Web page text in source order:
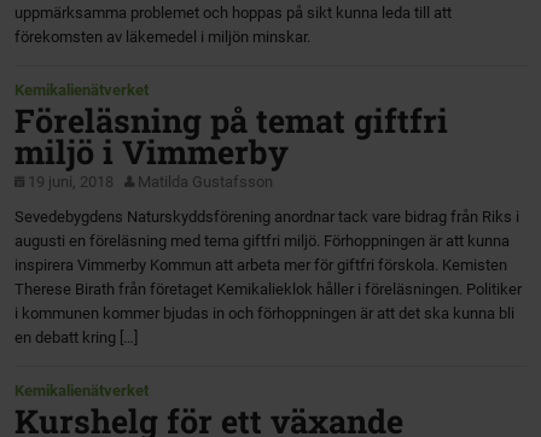
uppmärksamma problemet och hoppas på sikt kunna leda till att
förekomsten av läkemedel i miljön minskar.
Kemikalienätverket
Föreläsning på temat giftfri
miljö i Vimmerby
19 juni, 2018
Matilda Gustafsson
Sevedebygdens Naturskyddsförening anordnar tack vare bidrag från Riks i
augusti en föreläsning med tema giftfri miljö. Förhoppningen är att kunna
inspirera Vimmerby Kommun att arbeta mer för giftfri förskola. Kemisten
Therese Birath från företaget Kemikalieklok håller i föreläsningen. Politiker
i kommunen kommer bjudas in och förhoppningen är att det ska kunna bli
en debatt kring […]
Kemikalienätverket
Kurshelg för ett växande